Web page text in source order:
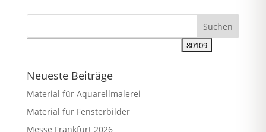
Neueste Beiträge
Material für Aquarellmalerei
Material für Fensterbilder
Messe Frankfurt 2026